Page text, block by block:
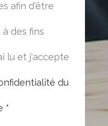
afin d'être
des fins
lu et j'accepte
du
*